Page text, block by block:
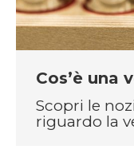
Cos’è una
Scopri le
riguardo la